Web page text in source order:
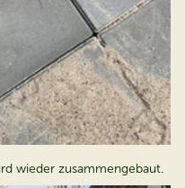
wieder zusammengebaut.